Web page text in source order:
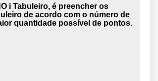
i Tabuleiro, é preencher os
de acordo com o número de
quantidade possível de pontos.